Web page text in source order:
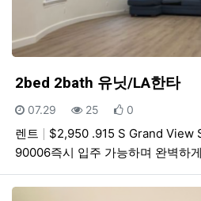
2bed 2bath 유닛/LA한타
등록일
07.29 조회
25 추천
0
렌트
$2,950 .915 S Grand View
90006즉시 입주 가능하며 완벽하